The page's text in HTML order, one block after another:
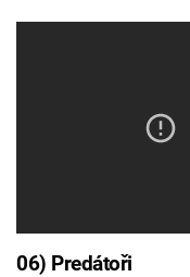
06) Predátoři